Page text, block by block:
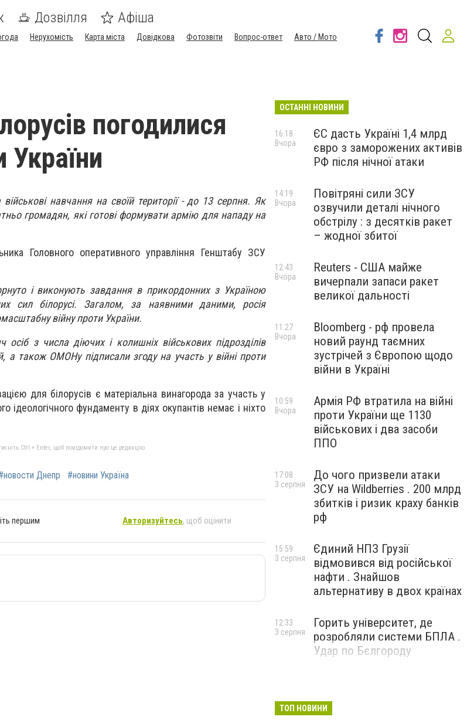
Дозвілля Афіша
Нерухомість Карта міста Довідкова Фотозвіти Вопрос-ответ
Авто / Мото
погодилися
навчання на своїй території - до 13 серпня. Як
громадян, які готові формувати армію для нападу на
Головного оперативного управління Генштабу ЗСУ
і виконують завдання в прикордонних з Україною
сил білорусі. Загалом, за наявними даними, росія
війну проти України.
з числа діючих і колишніх військових підрозділів
а також ОМОНу підписали згоду на участь у війні проти
для білорусів є матеріальна винагорода за участь у
ідеологічного фундаменту в діях окупантів немає і ніхто
Ctrl + Enter, щоб повідомити про це редакцію
Днепр #новини Україна
першим Авторизуйтесь, щоб оцінити
ОСТАННІ НОВИНИ
ЄС дасть Україні 1,4 млрд
євро з заморожених активів
РФ після нічної атаки
16:18
Вчора
Повітряні сили ЗСУ
озвучили деталі нічного
обстрілу : з десятків ракет
– жодної збитої
14:19
Вчора
Reuters - США майже
вичерпали запаси ракет
великої дальності
12:43
Вчора
Bloomberg - рф провела
новий раунд таємних
зустрічей з Європою щодо
війни в Україні
11:27
Вчора
Армія РФ втратила на війні
проти України ще 1130
військових і два засоби
ППО
10:59
Вчора
До чого призвели атаки
ЗСУ на Wildberries . 200 млрд
збитків і ризик краху банків
рф
17:08
3 серпня
Єдиний НПЗ Грузії
відмовився від російської
нафти . Знайшов
альтернативу в двох країнах
15:59
3 серпня
Горить університет, де
розробляли системи БПЛА .
Удар по Бєлгороду
12:33
3 серпня
ТОП НОВИНИ